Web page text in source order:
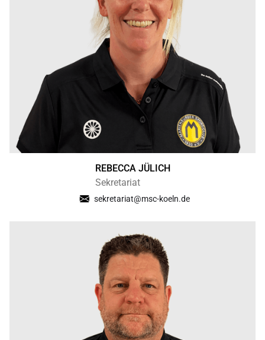
REBECCA JÜLICH
Sekretariat
sekretariat@msc-koeln.de